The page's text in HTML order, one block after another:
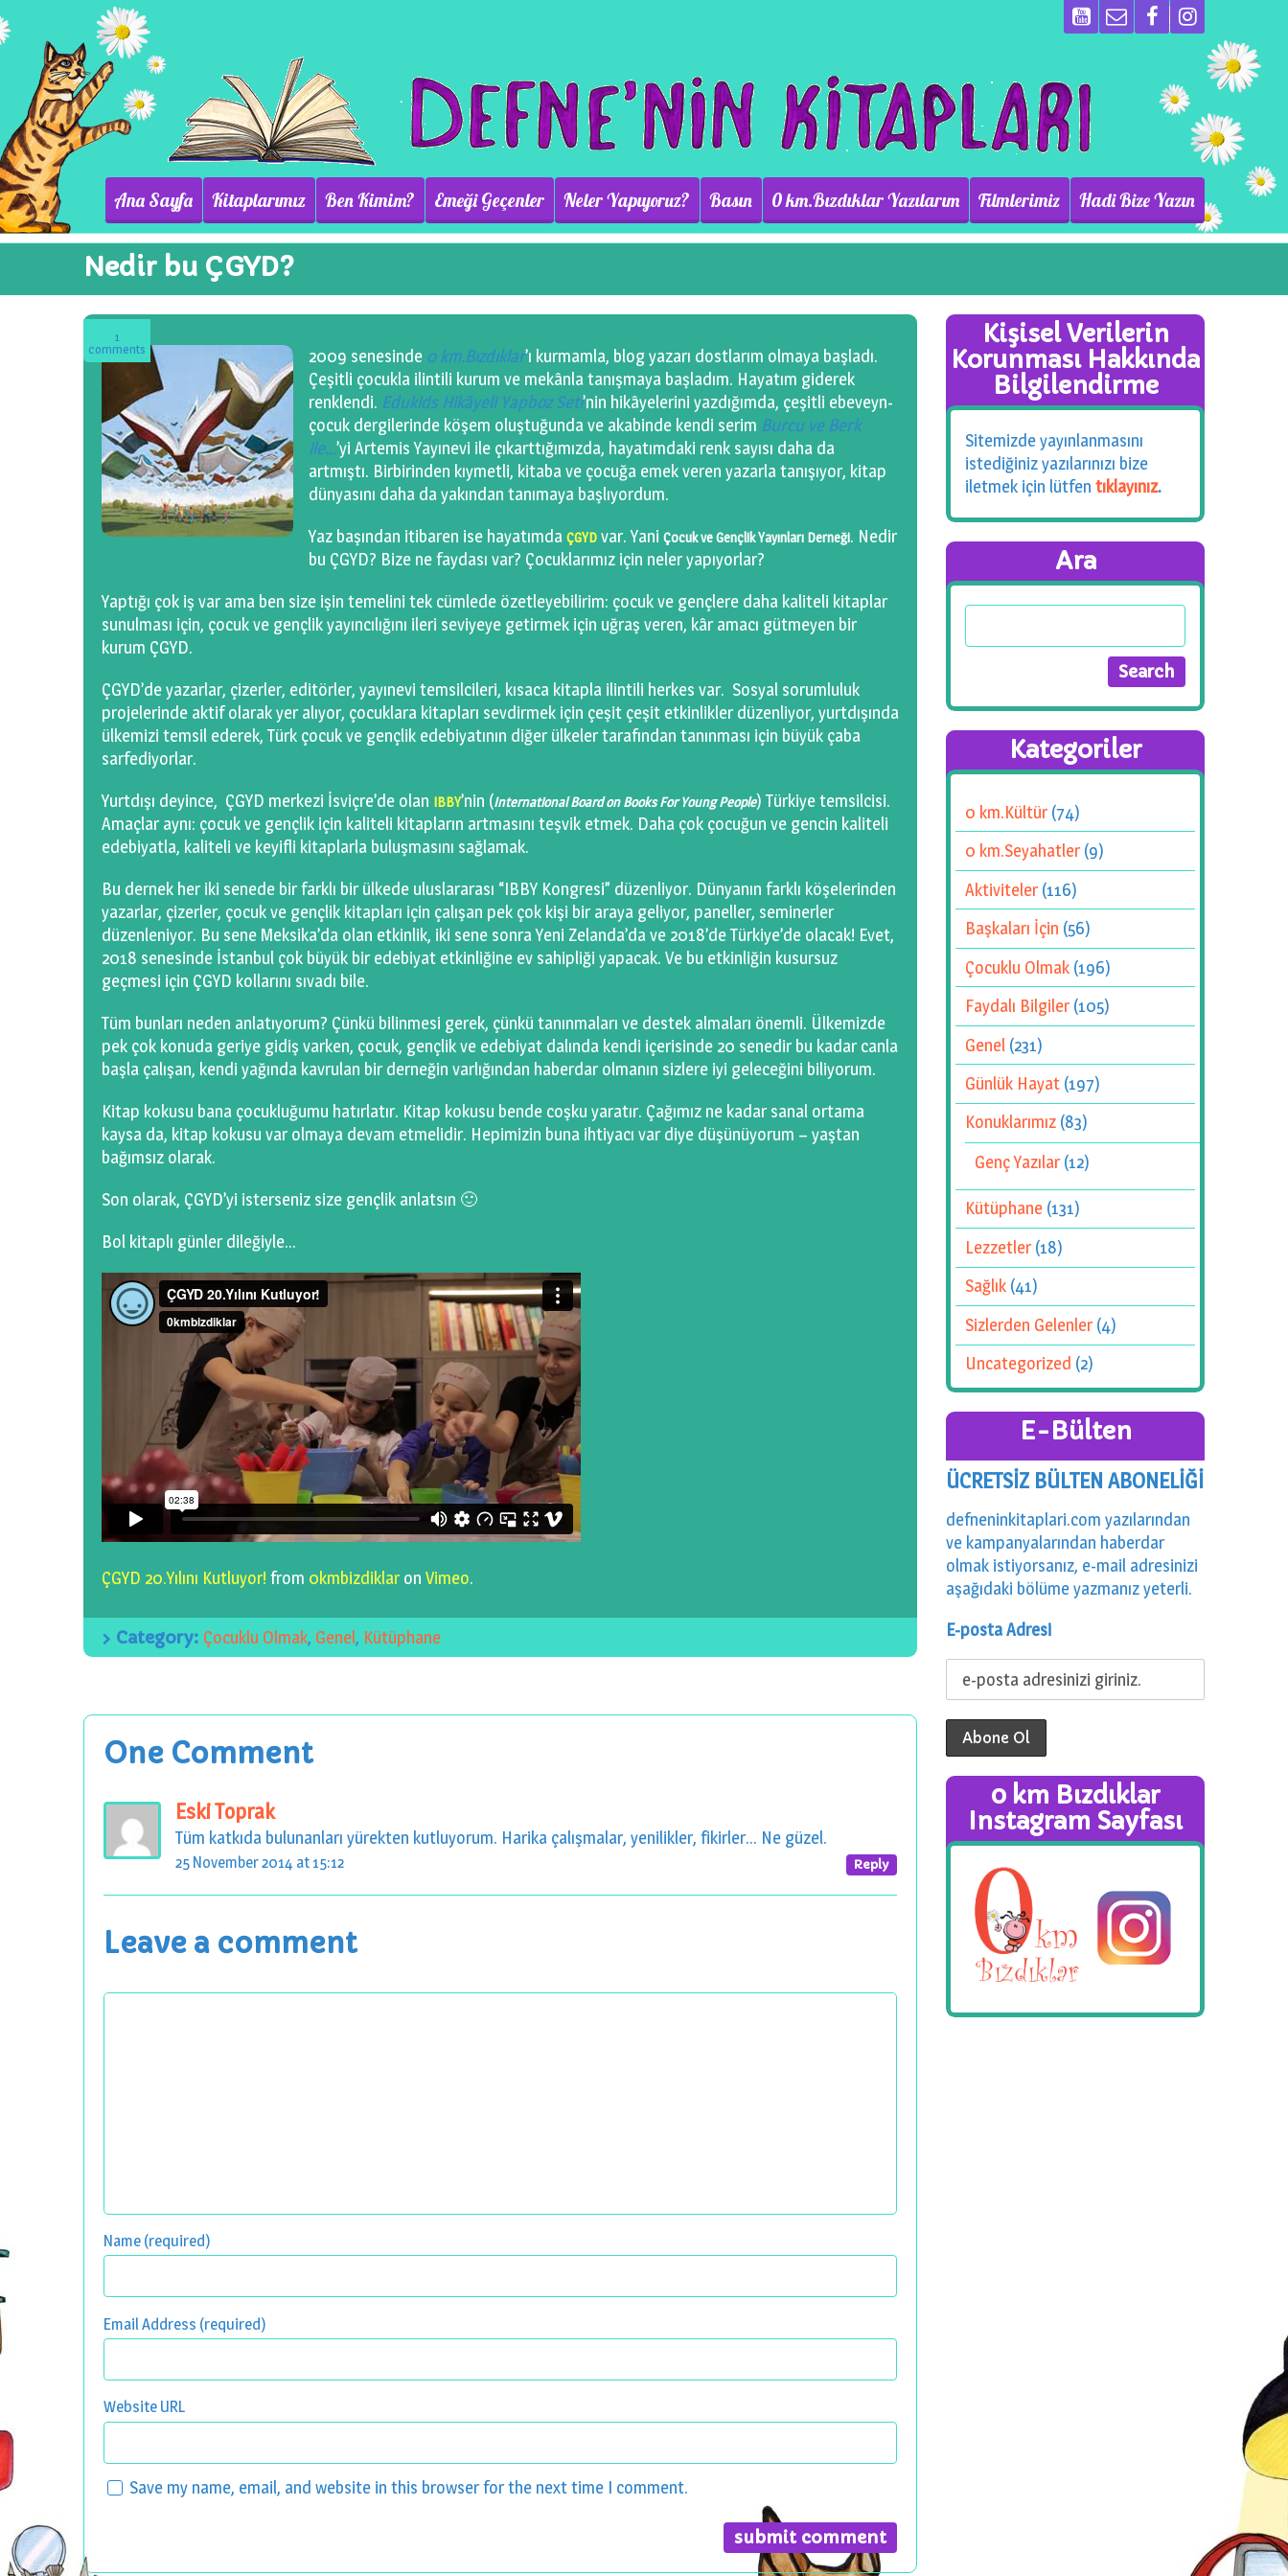
Ana Sayfa Kitaplarımız Ben Kimim? Emeği Geçenler Neler Yapıyoruz? Basın 0 km.Bızdıklar Yazılarım Filmlerimiz Hadi Bize Yazın
Nedir bu ÇGYD?
1
comments
2009 senesinde 0 km.Bızdıklar’ı kurmamla, blog yazarı dostlarım olmaya başladı.
Çeşitli çocukla ilintili kurum ve mekânla tanışmaya başladım. Hayatım giderek
renklendi. Edukids Hikâyeli Yapboz Seti’nin hikâyelerini yazdığımda, çeşitli ebeveyn-
çocuk dergilerinde köşem oluştuğunda ve akabinde kendi serim Burcu ve Berk
ile…’yi Artemis Yayınevi ile çıkarttığımızda, hayatımdaki renk sayısı daha da
artmıştı. Birbirinden kıymetli, kitaba ve çocuğa emek veren yazarla tanışıyor, kitap
dünyasını daha da yakından tanımaya başlıyordum.
Yaz başından itibaren ise hayatımda ÇGYD var. YaniÇocuk ve Gençlik Yayınları Derneği. Nedir
bu ÇGYD? Bize ne faydası var? Çocuklarımız için neler yapıyorlar?
Yaptığı çok iş var ama ben size işin temelini tek cümlede özetleyebilirim: çocuk ve gençlere daha kaliteli kitaplar
sunulması için, çocuk ve gençlik yayıncılığını ileri seviyeye getirmek için uğraş veren, kâr amacı gütmeyen bir
kurum ÇGYD.
ÇGYD’de yazarlar, çizerler, editörler, yayınevi temsilcileri, kısaca kitapla ilintili herkes var. Sosyal sorumluluk
projelerinde aktif olarak yer alıyor, çocuklara kitapları sevdirmek için çeşit çeşit etkinlikler düzenliyor, yurtdışında
ülkemizi temsil ederek, Türk çocuk ve gençlik edebiyatının diğer ülkeler tarafından tanınması için büyük çaba
sarfediyorlar.
Yurtdışı deyince, ÇGYD merkezi İsviçre’de olan IBBY’nin (International Board on Books For Young People) Türkiye temsilcisi.
Amaçlar aynı: çocuk ve gençlik için kaliteli kitapların artmasını teşvik etmek. Daha çok çocuğun ve gencin kaliteli
edebiyatla, kaliteli ve keyifli kitaplarla buluşmasını sağlamak.
Bu dernek her iki senede bir farklı bir ülkede uluslararası “IBBY Kongresi” düzenliyor. Dünyanın farklı köşelerinden
yazarlar, çizerler, çocuk ve gençlik kitapları için çalışan pek çok kişi bir araya geliyor, paneller, seminerler
düzenleniyor. Bu sene Meksika’da olan etkinlik, iki sene sonra Yeni Zelanda’da ve 2018’de Türkiye’de olacak! Evet,
2018 senesinde İstanbul çok büyük bir edebiyat etkinliğine ev sahipliği yapacak. Ve bu etkinliğin kusursuz
geçmesi için ÇGYD kollarını sıvadı bile.
Tüm bunları neden anlatıyorum? Çünkü bilinmesi gerek, çünkü tanınmaları ve destek almaları önemli. Ülkemizde
pek çok konuda geriye gidiş varken, çocuk, gençlik ve edebiyat dalında kendi içerisinde 20 senedir bu kadar canla
başla çalışan, kendi yağında kavrulan bir derneğin varlığından haberdar olmanın sizlere iyi geleceğini biliyorum.
Kitap kokusu bana çocukluğumu hatırlatır. Kitap kokusu bende coşku yaratır. Çağımız ne kadar sanal ortama
kaysa da, kitap kokusu var olmaya devam etmelidir. Hepimizin buna ihtiyacı var diye düşünüyorum – yaştan
bağımsız olarak.
Son olarak, ÇGYD’yi isterseniz size gençlik anlatsın 🙂
Bol kitaplı günler dileğiyle…
ÇGYD 20.Yılını Kutluyor! from 0kmbizdiklaron Vimeo.
Category: Çocuklu Olmak, Genel, Kütüphane
One Comment
Eski Toprak
Tüm katkıda bulunanları yürekten kutluyorum. Harika çalışmalar, yenilikler, fikirler... Ne güzel.
Reply
25 November 2014 at 15:12
Leave a comment
Name (required)
Email Address (required)
Website URL
Save my name, email, and website in this browser for the next time I comment.
Kişisel Verilerin
Korunması Hakkında
Bilgilendirme
Sitemizde yayınlanmasını
istediğiniz yazılarınızı bize
iletmek için lütfen tıklayınız.
Ara
Kategoriler
0 km.Kültür(74)
0 km.Seyahatler(9)
Aktiviteler(116)
Başkaları İçin (56)
Çocuklu Olmak (196)
Faydalı Bilgiler(105)
Genel (231)
Günlük Hayat (197)
Konuklarımız (83)
Genç Yazılar(12)
Kütüphane (131)
Lezzetler(18)
Sağlık (41)
Sizlerden Gelenler(4)
Uncategorized (2)
E-Bülten
ÜCRETSİZ BÜLTEN ABONELİĞİ
defneninkitaplari.com yazılarından
ve kampanyalarından haberdar
olmak istiyorsanız, e-mail adresinizi
aşağıdaki bölüme yazmanız yeterli.
E-posta Adresi
0 km Bızdıklar
Instagram Sayfası